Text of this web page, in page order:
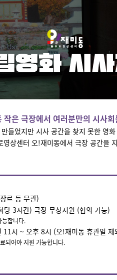
작은 극장에서 여러분만의 시사
들었지만 시사 공간을 찾지 못한 영
영상센터 오!재미동에서 극장 공간을
르 등 무관)
당 3시간) 극장 무상지원 (협의 가능)
능합니다.
11시 ~ 오후 8시 (오!재미동 휴관일 제
되어야 지원 가능합니다.